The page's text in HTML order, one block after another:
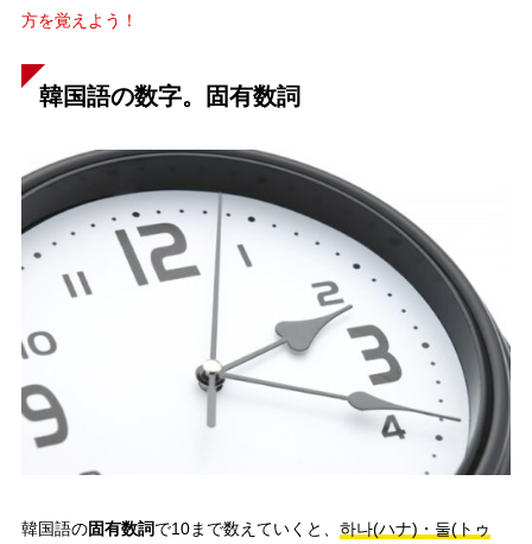
方を覚えよう！
韓国語の数字。固有数詞
韓国語の固有数詞で10まで数えていくと、 하나(ハナ)・둘(トゥ